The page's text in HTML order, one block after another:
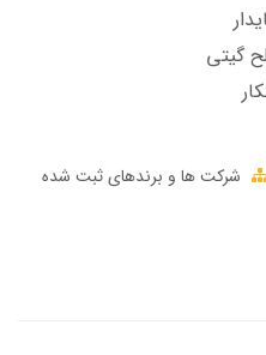
گیتی
شرکت ها و برندهای ثبت شده